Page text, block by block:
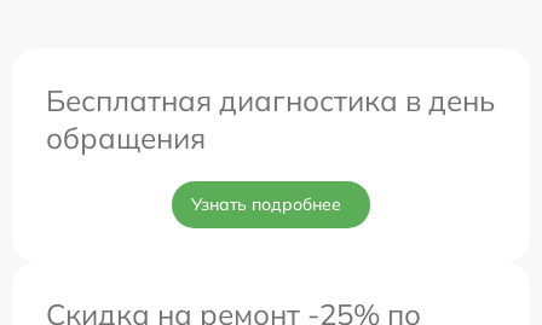
Бесплатная диагностика в день
обращения
Узнать подробнее
Скидка на ремонт -25% по